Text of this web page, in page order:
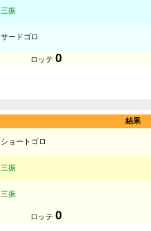
三振
サードゴロ
ロッテ 0
結果
ショートゴロ
三振
三振
ロッテ 0